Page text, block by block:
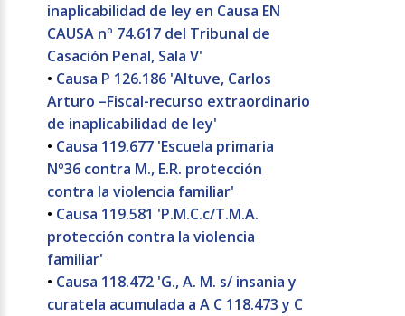
inaplicabilidad de ley en Causa EN
CAUSA nº 74.617 del Tribunal de
Casación Penal, Sala V'
• Causa P 126.186 'Altuve, Carlos
Arturo –Fiscal-recurso extraordinario
de inaplicabilidad de ley'
• Causa 119.677 'Escuela primaria
Nº36 contra M., E.R. protección
contra la violencia familiar'
• Causa 119.581 'P.M.C.c/T.M.A.
protección contra la violencia
familiar'
• Causa 118.472 'G., A. M. s/ insania y
curatela acumulada a A C 118.473 y C